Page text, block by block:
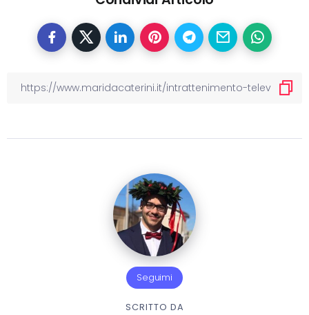
Seguimi
SCRITTO DA